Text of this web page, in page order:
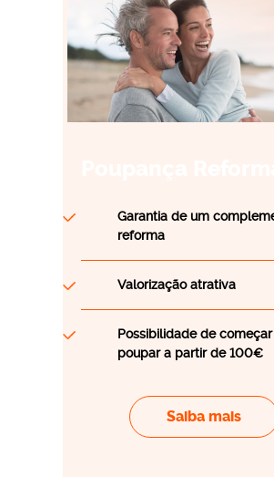
Garantia de um
reforma
Valorização atrativa
Possibilidade de
poupar a partir de 100€
Saiba mais